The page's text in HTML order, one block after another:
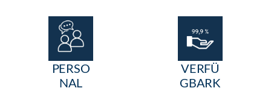
PERSO
NAL
VERFÜ
GBARK